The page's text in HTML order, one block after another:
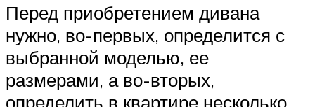
Перед приобретением дивана
нужно, во-первых, определится с
выбранной моделью, ее
размерами, а во-вторых,
определить в квартире несколько